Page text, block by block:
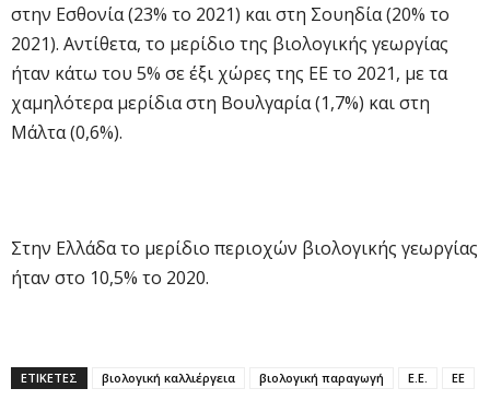
στην Εσθονία (23% το 2021) και στη Σουηδία (20% το
2021). Αντίθετα, το μερίδιο της βιολογικής γεωργίας
ήταν κάτω του 5% σε έξι χώρες της ΕΕ το 2021, με τα
χαμηλότερα μερίδια στη Βουλγαρία (1,7%) και στη
Μάλτα (0,6%).
Στην Ελλάδα το μερίδιο περιοχών βιολογικής γεωργίας
ήταν στο 10,5% το 2020.
ΕΤΙΚΕΤΕΣ βιολογική καλλιέργεια βιολογική παραγωγή Ε.Ε. ΕΕ